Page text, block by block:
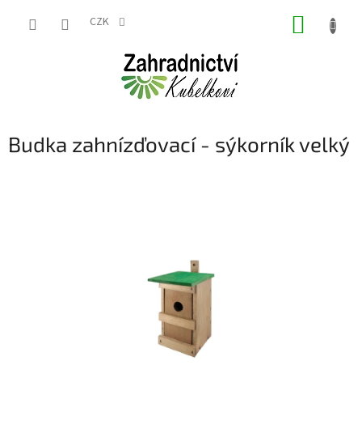
CZK
Budka zahnízďovací - sýkorník velký